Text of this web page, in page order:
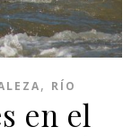
, RÍO
en el